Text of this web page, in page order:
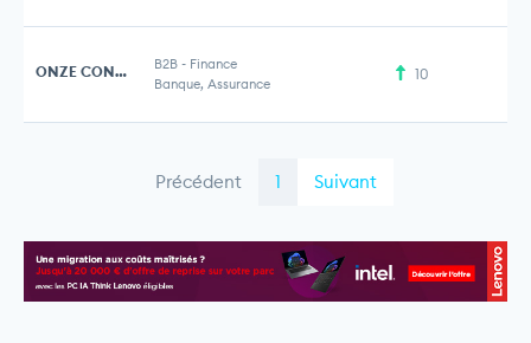
ONZE CONSULTING B2B - Finance
Banque, Assurance
10
Précédent 1 Suivant